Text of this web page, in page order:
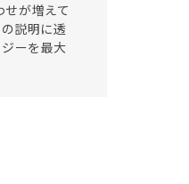
が増えて
説明に透
ーを最大